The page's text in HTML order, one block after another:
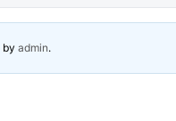
by admin.